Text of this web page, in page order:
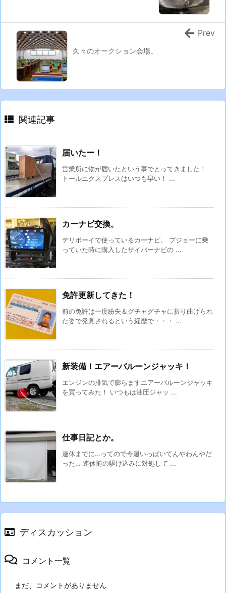
久々のオークション会場。
Prev
関連記事
届いたー！
営業所に物が届いたという事でとってきました！
トールエクスプレスはいつも早い！ ...
カーナビ交換。
デリボーイで使っているカーナビ。 プジョーに乗
っていた時に購入したサイバーナビの ...
免許更新してきた！
前の免許は一度紛失＆グチャグチャに折り曲げられ
た姿で発見されるという経歴で・・・ ...
新装備！エアーバルーンジャッキ！
エンジンの排気で膨らますエアーバルーンジャッキ
を買ってみた！ いつもは油圧ジャッ ...
仕事日記とか。
連休までに…ってので今週いっぱいてんやわんやだ
った… 連休前の駆け込みに対処して ...
ディスカッション
コメント一覧
まだ、コメントがありません